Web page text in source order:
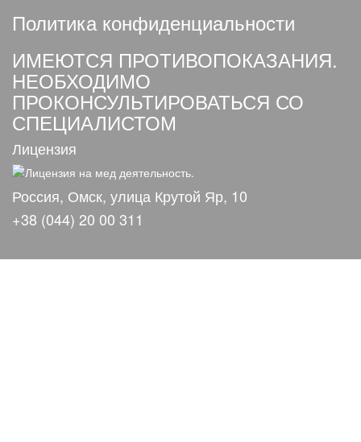
Политика конфиденциальности
ИМЕЮТСЯ ПРОТИВОПОКАЗАНИЯ.
НЕОБХОДИМО
ПРОКОНСУЛЬТИРОВАТЬСЯ СО
СПЕЦИАЛИСТОМ
Лицензия
Россия, Омск, улица Крутой Яр, 10
+38 (044) 20 00 311